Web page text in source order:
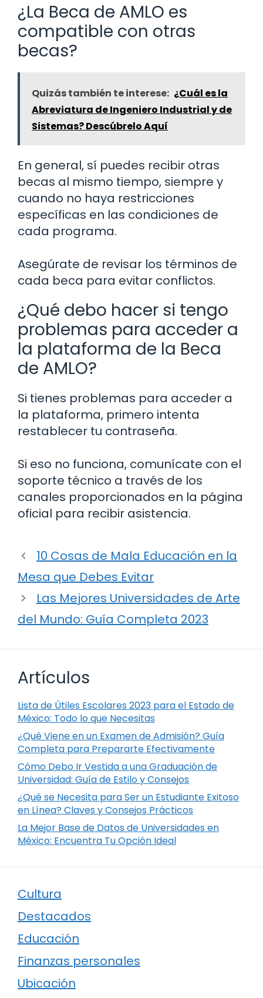
¿La Beca de AMLO es
compatible con otras
becas?
Quizás también te interese: ¿Cuál es la
Abreviatura de Ingeniero Industrial y de
Sistemas? Descúbrelo Aquí
En general, sí puedes recibir otras
becas al mismo tiempo, siempre y
cuando no haya restricciones
específicas en las condiciones de
cada programa.
Asegúrate de revisar los términos de
cada beca para evitar conflictos.
¿Qué debo hacer si tengo
problemas para acceder a
la plataforma de la Beca
de AMLO?
Si tienes problemas para acceder a
la plataforma, primero intenta
restablecer tu contraseña.
Si eso no funciona, comunícate con el
soporte técnico a través de los
canales proporcionados en la página
oficial para recibir asistencia.
10 Cosas de Mala Educación en la
Mesa que Debes Evitar
Las Mejores Universidades de Arte
del Mundo: Guía Completa 2023
Artículos
Lista de Útiles Escolares 2023 para el Estado de
México: Todo lo que Necesitas
¿Qué Viene en un Examen de Admisión? Guía
Completa para Prepararte Efectivamente
Cómo Debo Ir Vestida a una Graduación de
Universidad: Guía de Estilo y Consejos
¿Qué se Necesita para Ser un Estudiante Exitoso
en Línea? Claves y Consejos Prácticos
La Mejor Base de Datos de Universidades en
México: Encuentra Tu Opción Ideal
Cultura
Destacados
Educación
Finanzas personales
Ubicación